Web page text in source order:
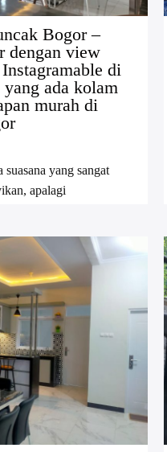
Bogor –
dengan view
di
ada kolam
murah di
yang sangat
apalagi